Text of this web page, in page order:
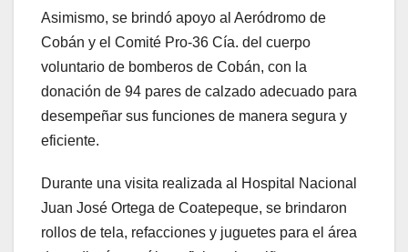
Asimismo, se brindó apoyo al Aeródromo de
Cobán y el Comité Pro-36 Cía. del cuerpo
voluntario de bomberos de Cobán, con la
donación de 94 pares de calzado adecuado para
desempeñar sus funciones de manera segura y
eficiente.
Durante una visita realizada al Hospital Nacional
Juan José Ortega de Coatepeque, se brindaron
rollos de tela, refacciones y juguetes para el área